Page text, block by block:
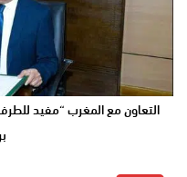
التعاون مع المغرب “مفيد